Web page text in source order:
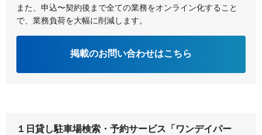
神戸市中央区 神戸市長田区
神戸市灘区 神戸市西区
また、申込〜契約後まで全ての業務をオンライン化すること
で、業務負荷を大幅に削減します。
掲載のお問い合わせはこちら
１日貸し駐車場検索・予約サービス「ワンデイパー